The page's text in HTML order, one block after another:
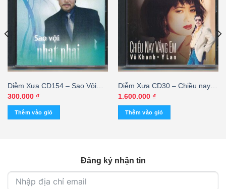
Diễm Xưa CD154 – Sao Vội
Nhạt Phai (KGTH9)
300.000 ₫
Thêm vào giỏ
Diễm Xưa CD30 – Chiều nay
vắng em – Vũ Khanh – Ý Lan
(3 Góc, Bìa F2) KGVHC
1.600.000 ₫
Thêm vào giỏ
Đăng ký nhận tin